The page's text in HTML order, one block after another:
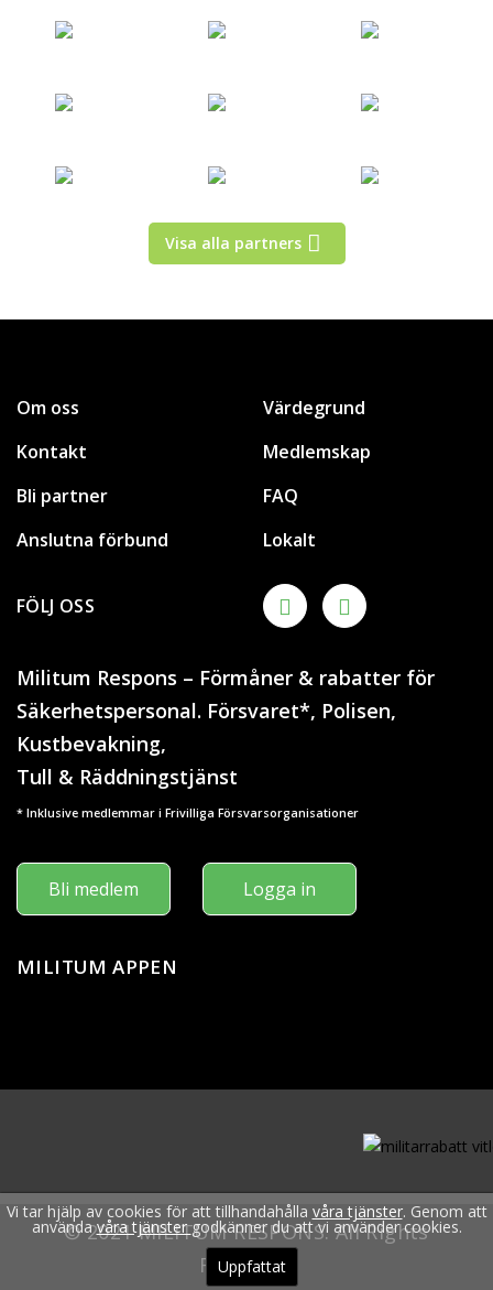
Visa alla partners
Om oss
Kontakt
Bli partner
Anslutna förbund
Värdegrund
Medlemskap
FAQ
Lokalt
FÖLJ OSS
Militum Respons – Förmåner & rabatter för
Säkerhetspersonal. Försvaret*, Polisen,
Kustbevakning,
Tull & Räddningstjänst
* Inklusive medlemmar i Frivilliga Försvarsorganisationer
Bli medlem Logga in
MILITUM APPEN
© 2021 MILITUM RESPONS. All Rights
Reserved.
Vi tar hjälp av cookies för att tillhandahålla våra tjänster. Genom att
användavåra tjänstergodkänner du att vi använder cookies.
Uppfattat